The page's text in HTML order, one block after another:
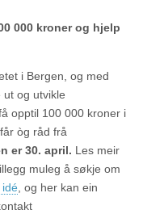
000 kroner og hjelp
i Bergen, og med
og utvikle
opptil 100 000 kroner i
òg råd frå
er 30. april. Les meir
muleg å søkje om
idé, og her kan ein